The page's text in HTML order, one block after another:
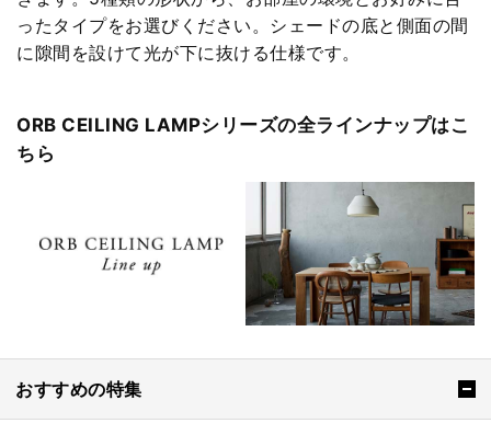
ったタイプをお選びください。シェードの底と側面の間
に隙間を設けて光が下に抜ける仕様です。
ORB CEILING LAMPシリーズの全ラインナップはこ
ちら
おすすめの特集